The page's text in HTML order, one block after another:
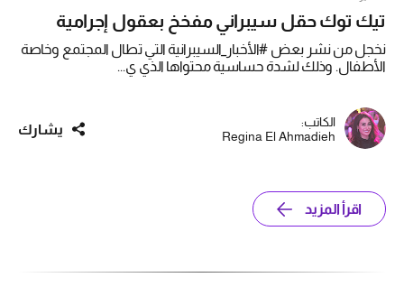
تيك توك حقل سيبراني مفخخ بعقول إجرامية
نخجل من نشر بعض #الأخبار_السيبرانية التي تطال المجتمع وخاصة
الأطفال. وذلك لشدة حساسية محتواها الذي ي...
الكاتب:
Regina El Ahmadieh
يشارك
اقرأ المزيد